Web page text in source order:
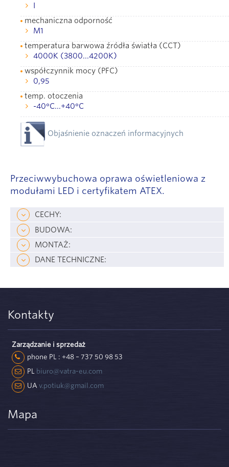
I
mechaniczna odporność
М1
temperatura barwowa źródła światła (ССТ)
4000К (3800...4200К)
współczynnik mocy (PFC)
0,95
temp. otoczenia
-40°С...+40°С
Objaśnienie oznaczeń informacyjnych
Przeciwwybuchowa oprawa oświetleniowa z
modułami LED i certyfikatem ATEX.
CECHY:
BUDOWA:
MONTAŻ:
DANE TECHNICZNE:
Kontakty
Zarządzanie i sprzedaż
phone PL : +48 – 737 50 98 53
PL biuro@vatra-eu.com
UAv.potiuk@gmail.com
Mapa